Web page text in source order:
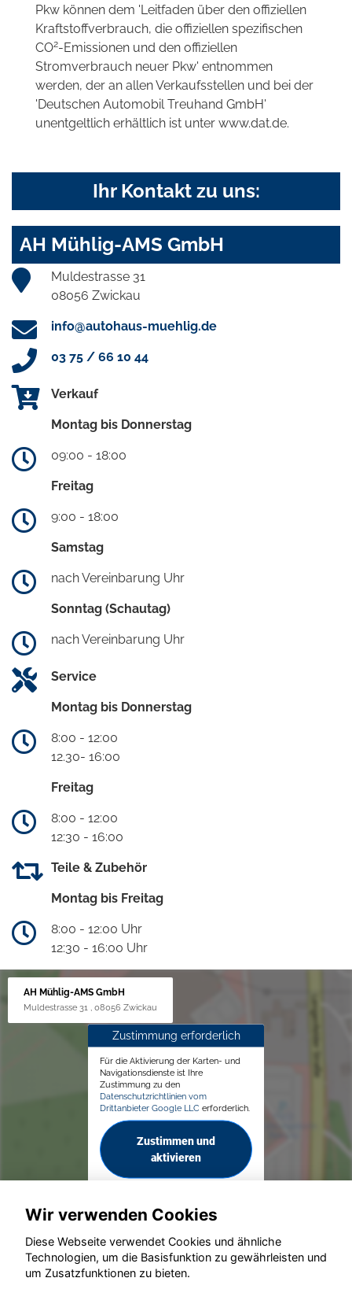
Pkw können dem 'Leitfaden über den offiziellen
Kraftstoffverbrauch, die offiziellen spezifischen
CO2-Emissionen und den offiziellen
Stromverbrauch neuer Pkw' entnommen
werden, der an allen Verkaufsstellen und bei der
'Deutschen Automobil Treuhand GmbH'
unentgeltlich erhältlich ist unter www.dat.de.
Ihr Kontakt zu uns:
AH Mühlig-AMS GmbH
Muldestrasse 31
08056 Zwickau
info@autohaus-muehlig.de
03 75 / 66 10 44
Verkauf
Montag bis Donnerstag
09:00 - 18:00
Freitag
9:00 - 18:00
Samstag
nach Vereinbarung Uhr
Sonntag (Schautag)
nach Vereinbarung Uhr
Service
Montag bis Donnerstag
8:00 - 12:00
12.30- 16:00
Freitag
8:00 - 12:00
12:30 - 16:00
Teile & Zubehör
Montag bis Freitag
8:00 - 12:00 Uhr
12:30 - 16:00 Uhr
AH Mühlig-AMS GmbH
Muldestrasse 31 , 08056 Zwickau
Zustimmung erforderlich
Für die Aktivierung der Karten- und
Navigationsdienste ist Ihre
Zustimmung zu den
Datenschutzrichtlinien vom
Drittanbieter Google LLC erforderlich.
Zustimmen und
aktivieren
© konjunkturmotor.de GmbH 2020 - 2026
Wir verwenden Cookies
Diese Webseite verwendet Cookies und ähnliche
Technologien, um die Basisfunktion zu gewährleisten und
um Zusatzfunktionen zu bieten.